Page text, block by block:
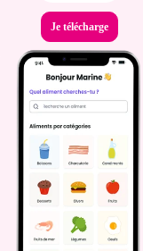
Je télécharge